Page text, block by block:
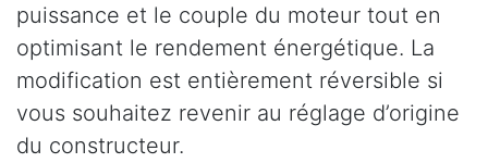
puissance et le couple du moteur tout en
optimisant le rendement énergétique. La
modification est entièrement réversible si
vous souhaitez revenir au réglage d’origine
du constructeur.